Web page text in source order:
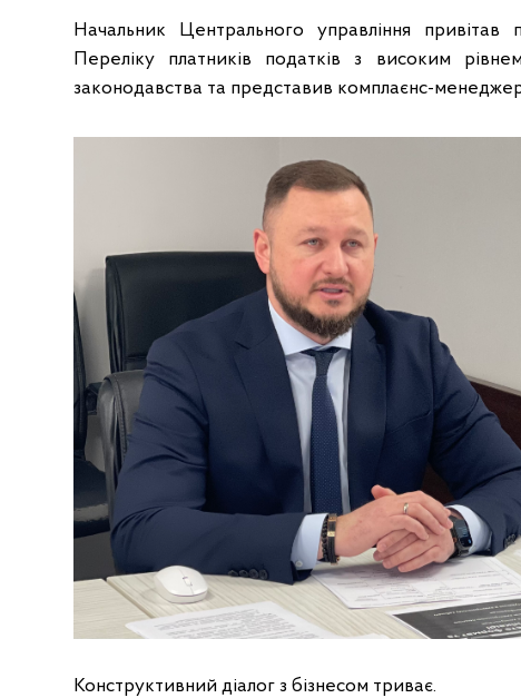
Начальник Центрального управління
Переліку платників податків з високим
законодавства та представив комплаєнс-
Конструктивний діалог з бізнесом триває.